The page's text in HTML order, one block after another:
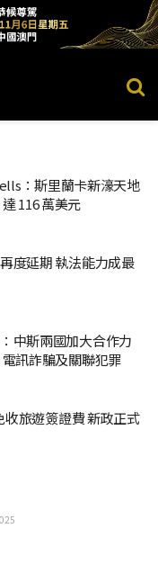
：斯里蘭卡新濠天地
116 萬美元
度延期 執法能力成最
中斯兩國加大合作力
訊詐騙及關聯犯罪
收旅遊簽證費 新政正式